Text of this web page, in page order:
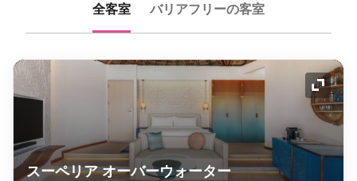
全客室 バリアフリーの客室
アイ
スーペリア オーバーウォーター